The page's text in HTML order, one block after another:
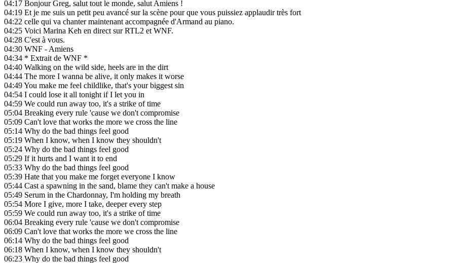
04:17 Bonjour Greg, salut tout le monde, salut Amiens !
04:19 Et je me suis un petit peu avancé sur la scène pour que vous puissiez applaudir très fort
04:22 celle qui va chanter maintenant accompagnée d'Armand au piano.
04:25 Voici Marina Keh en direct sur RTL2 et WNF.
04:28 C'est à vous.
04:30 WNF - Amiens
04:34 * Extrait de WNF *
04:40 Walking on the wild side, heels are in the dirt
04:44 The more I wanna be alive, it only makes it worse
04:49You make me feel childlike, that's your biggest sin
04:54 I could lose it all tonight if I let you in
04:59 We could run away too, it's a strike of time
05:04 Breaking every rule 'cause we don't compromise
05:09 Can't love that works the more we cross the line
05:14 Why do the bad things feel good
05:19 When I know, when I know they shouldn't
05:24 Why do the bad things feel good
05:29 If it hurts and I want it to end
05:33 Why do the bad things feel good
05:39 Hate that you make me forget everyone I know
05:44 Cast a spawning in the sand, blame they can't make a house
05:49 Serum in the Chardonnay, I'm holding my breath
05:54 More I give, more I take, deeper every step
05:59 We could run away too, it's a strike of time
06:04 Breaking every rule 'cause we don't compromise
06:09 Can't love that works the more we cross the line
06:14 Why do the bad things feel good
06:18 When I know, when I know they shouldn't
06:23 Why do the bad things feel good